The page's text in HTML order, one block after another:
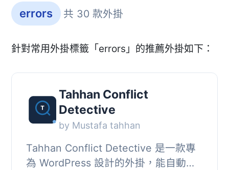
errors 共 30 款外掛
針對常用外掛標籤「errors」的推薦外掛如下：
Tahhan Conflict
Detective
by Mustafa tahhan
Tahhan Conflict Detective 是一款專
為 WordPress 設計的外掛，能自動識